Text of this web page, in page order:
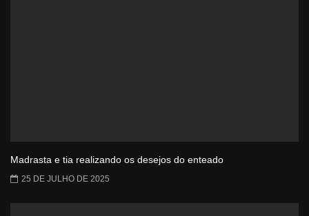
Madrasta e tia realizando os desejos do enteado
25 DE JULHO DE 2025